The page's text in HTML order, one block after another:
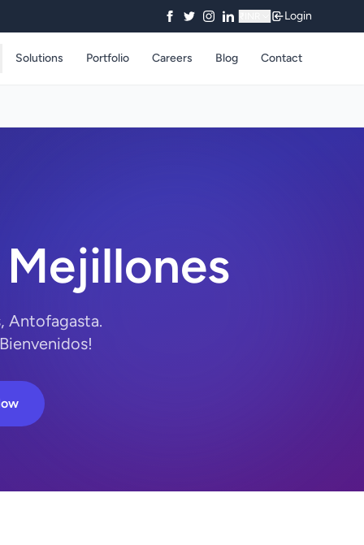
Login
Solutions Portfolio Careers Blog Contact
Antofagasta.